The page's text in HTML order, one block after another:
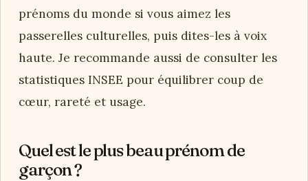
prénoms du monde si vous aimez les
passerelles culturelles, puis dites-les à voix
haute. Je recommande aussi de consulter les
statistiques INSEE pour équilibrer coup de
cœur, rareté et usage.
Quel est le plus beau prénom de
garçon ?